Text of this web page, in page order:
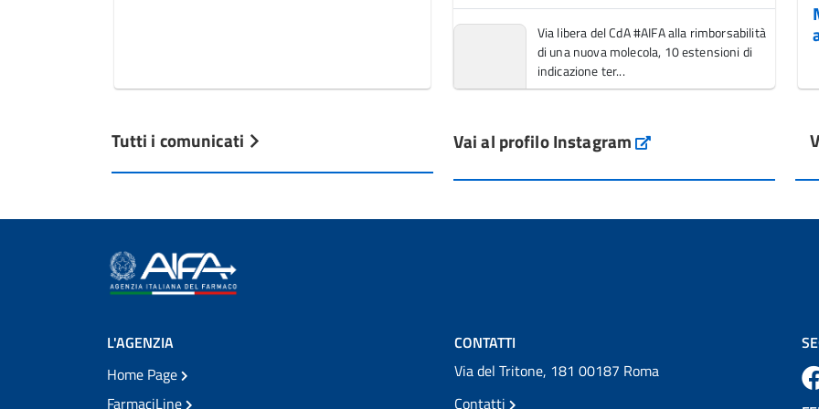
Tutti i comunicati
Via libera del CdA #AIFA alla rimborsabilità
di una nuova molecola, 10 estensioni di
indicazione ter...
L'Italia si conferma tra i primi Paesi europei
dal Servi...
Vai al profilo Instagram Instagram
L'AGENZIA
Home Page
FarmaciLine
CONTATTI
Via del Tritone, 181 00187 Roma
Contatti